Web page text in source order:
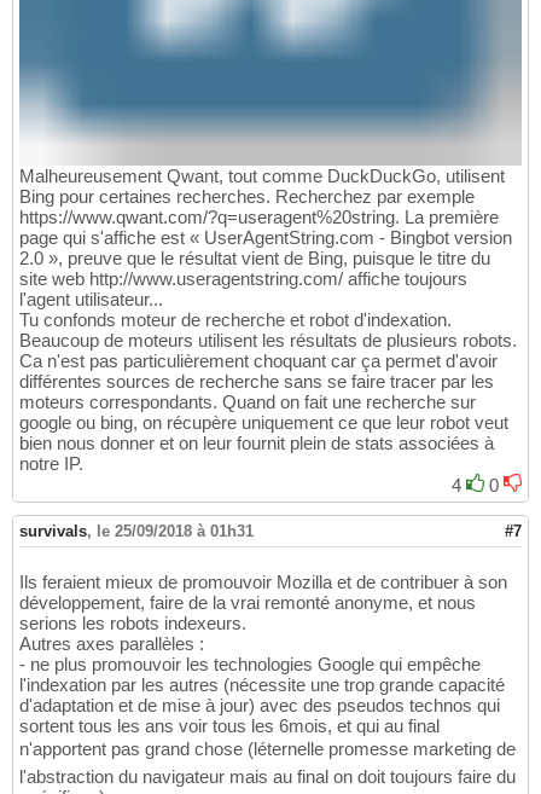
Malheureusement Qwant, tout comme DuckDuckGo, utilisent
Bing pour certaines recherches. Recherchez par exemple
https://www.qwant.com/?q=useragent%20string. La première
page qui s'affiche est « UserAgentString.com - Bingbot version
2.0 », preuve que le résultat vient de Bing, puisque le titre du
site web http://www.useragentstring.com/ affiche toujours
l'agent utilisateur...
Tu confonds moteur de recherche et robot d'indexation.
Beaucoup de moteurs utilisent les résultats de plusieurs robots.
Ca n'est pas particulièrement choquant car ça permet d'avoir
différentes sources de recherche sans se faire tracer par les
moteurs correspondants. Quand on fait une recherche sur
google ou bing, on récupère uniquement ce que leur robot veut
bien nous donner et on leur fournit plein de stats associées à
notre IP.
4
0
survivals, le 25/09/2018 à 01h31 #7
Ils feraient mieux de promouvoir Mozilla et de contribuer à son
développement, faire de la vrai remonté anonyme, et nous
serions les robots indexeurs.
Autres axes parallèles :
- ne plus promouvoir les technologies Google qui empêche
l'indexation par les autres (nécessite une trop grande capacité
d'adaptation et de mise à jour) avec des pseudos technos qui
sortent tous les ans voir tous les 6mois, et qui au final
n'apportent pas grand chose (léternelle promesse marketing de
l'abstraction du navigateur mais au final on doit toujours faire du